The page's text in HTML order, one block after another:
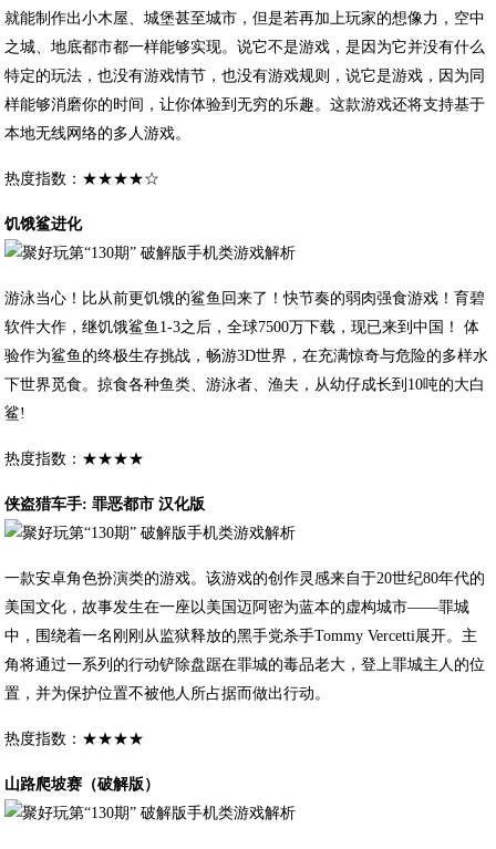
就能制作出小木屋、城堡甚至城市，但是若再加上玩家的想像力，空中
之城、地底都市都一样能够实现。说它不是游戏，是因为它并没有什么
特定的玩法，也没有游戏情节，也没有游戏规则，说它是游戏，因为同
样能够消磨你的时间，让你体验到无穷的乐趣。这款游戏还将支持基于
本地无线网络的多人游戏。
热度指数：★★★★☆
饥饿鲨进化
游泳当心！比从前更饥饿的鲨鱼回来了！快节奏的弱肉强食游戏！育碧
软件大作，继饥饿鲨鱼1-3之后，全球7500万下载，现已来到中国！ 体
验作为鲨鱼的终极生存挑战，畅游3D世界，在充满惊奇与危险的多样水
下世界觅食。掠食各种鱼类、游泳者、渔夫，从幼仔成长到10吨的大白
鲨!
热度指数：★★★★
侠盗猎车手: 罪恶都市 汉化版
一款安卓角色扮演类的游戏。该游戏的创作灵感来自于20世纪80年代的
美国文化，故事发生在一座以美国迈阿密为蓝本的虚构城市——罪城
中，围绕着一名刚刚从监狱释放的黑手党杀手Tommy Vercetti展开。主
角将通过一系列的行动铲除盘踞在罪城的毒品老大，登上罪城主人的位
置，并为保护位置不被他人所占据而做出行动。
热度指数：★★★★
山路爬坡赛（破解版）